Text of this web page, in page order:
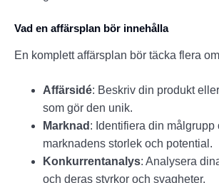
Vad en affärsplan bör innehålla
En komplett affärsplan bör täcka flera
Affärsidé: Beskriv din produkt
som gör den unik.
Marknad : Identifiera din målgrupp
marknadens storlek och potential.
Konkurrentanalys: Analysera
och deras styrkor och svagheter.